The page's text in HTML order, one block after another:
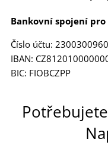
Bankovní spojení
Číslo účtu:
IBAN:
BIC: FIOBCZPP